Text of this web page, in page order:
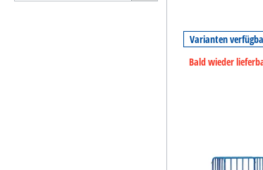
Varianten
Bald wieder